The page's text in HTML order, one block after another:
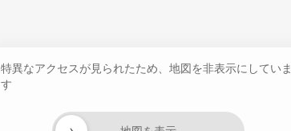
特異なアクセスが見られたため、地図を非表示にしていま
す